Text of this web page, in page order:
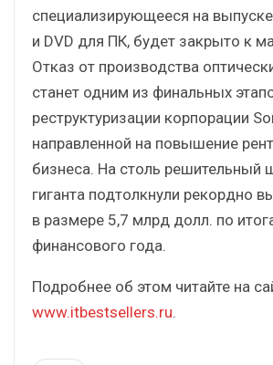
специализирующееся на
и DVD для ПК, будет закрыто к
Отказ от производства
станет одним из финальных
реструктуризации корпорации
направленной на повышение
бизнеса. На столь решительный
гиганта подтолкнули рекордно
в размере 5,7 млрд долл. по
финансового года.
Подробнее об этом читайте на
www.itbestsellers.ru.